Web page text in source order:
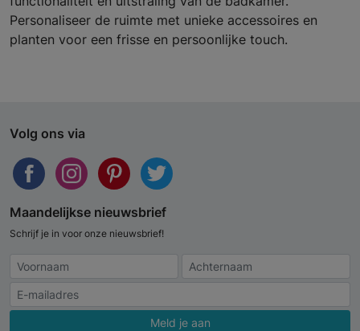
Personaliseer de ruimte met unieke accessoires en
planten voor een frisse en persoonlijke touch.
Volg ons via
Maandelijkse nieuwsbrief
Schrijf je in voor onze nieuwsbrief!
Meld je aan